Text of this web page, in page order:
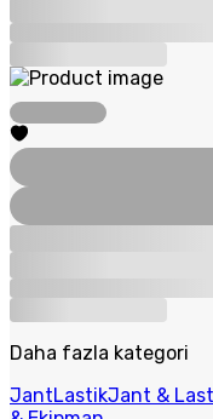
Daha fazla kategori
JantLastikJant &